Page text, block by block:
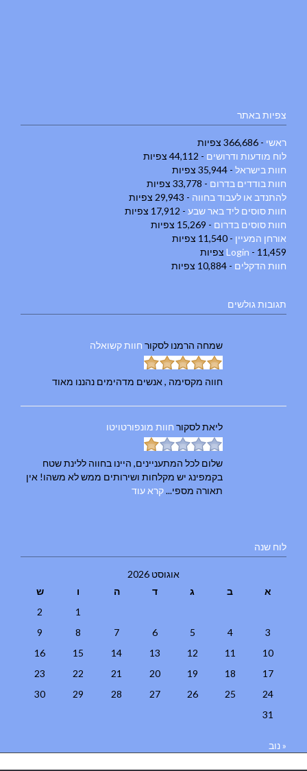
צפיות באתר
ראשי - 366,686 צפיות
לוח מודעות ודרושים - 44,112 צפיות
חוות בישראל - 35,944 צפיות
חוות בודדים בדרום - 33,778 צפיות
להתנדב או לעבוד בחווה - 29,943 צפיות
חוות סוסים ליד באר שבע - 17,912 צפיות
חוות סוסים בדרום - 15,269 צפיות
אורחן המעיין - 11,540 צפיות
Login - 11,459 צפיות
חוות הדקלים - 10,884 צפיות
תגובות גולשים
שמחה הרמנו לסקור חוות קשואלה
חווה מקסימה , אנשים מדהימים נהננו מאוד
ליאתלסקור חוות מונפורטויטו
שלום לכל המתעניינים, היינו בחווה ללינת שטח
בקמפינג יש מקלחות ושירותים ממש לא משהו! אין
תאורה מספי...קרא עוד
לוח שנה
אוגוסט 2026
א
ב ג ד ה ו
ש
1
2
3
4
5
6
7
8
9
10
11
12
13
14
15
16
17
18
19
20
21
22
23
24
25
26
27
28
29
30
31
« נוב